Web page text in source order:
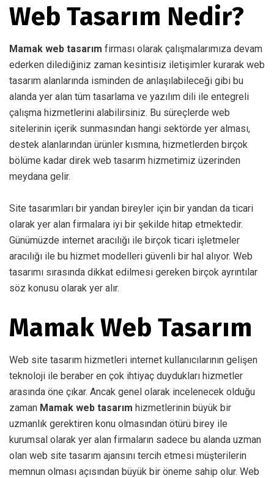
Web Tasarım Nedir?
Mamak web tasarım firması olarak çalışmalarımıza devam
ederken dilediğiniz zaman kesintisiz iletişimler kurarak web
tasarım alanlarında isminden de anlaşılabileceği gibi bu
alanda yer alan tüm tasarlama ve yazılım dili ile entegreli
çalışma hizmetlerini alabilirsiniz. Bu süreçlerde web
sitelerinin içerik sunmasından hangi sektörde yer alması,
destek alanlarından ürünler kısmına, hizmetlerden birçok
bölüme kadar direk web tasarım hizmetimiz üzerinden
meydana gelir.
Site tasarımları bir yandan bireyler için bir yandan da ticari
olarak yer alan firmalara iyi bir şekilde hitap etmektedir.
Günümüzde internet aracılığı ile birçok ticari işletmeler
aracılığı ile bu hizmet modelleri güvenli bir hal alıyor. Web
tasarımı sırasında dikkat edilmesi gereken birçok ayrıntılar
söz konusu olarak yer alır.
Mamak Web Tasarım
Web site tasarım hizmetleri internet kullanıcılarının gelişen
teknoloji ile beraber en çok ihtiyaç duydukları hizmetler
arasında öne çıkar. Ancak genel olarak incelenecek olduğu
zaman Mamak web tasarım hizmetlerinin büyük bir
uzmanlık gerektiren konu olmasından ötürü birey ile
kurumsal olarak yer alan firmaların sadece bu alanda uzman
olan web site tasarım ajansını tercih etmesi müşterilerin
memnun olması açısından büyük bir öneme sahip olur. Web